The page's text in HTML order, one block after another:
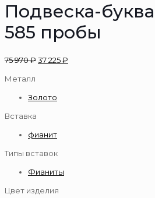
Подвеска-
585 пробы
75 970₽37 225₽
Металл
Золото
Вставка
фианит
Типы вставок
Фианиты
Цвет изделия